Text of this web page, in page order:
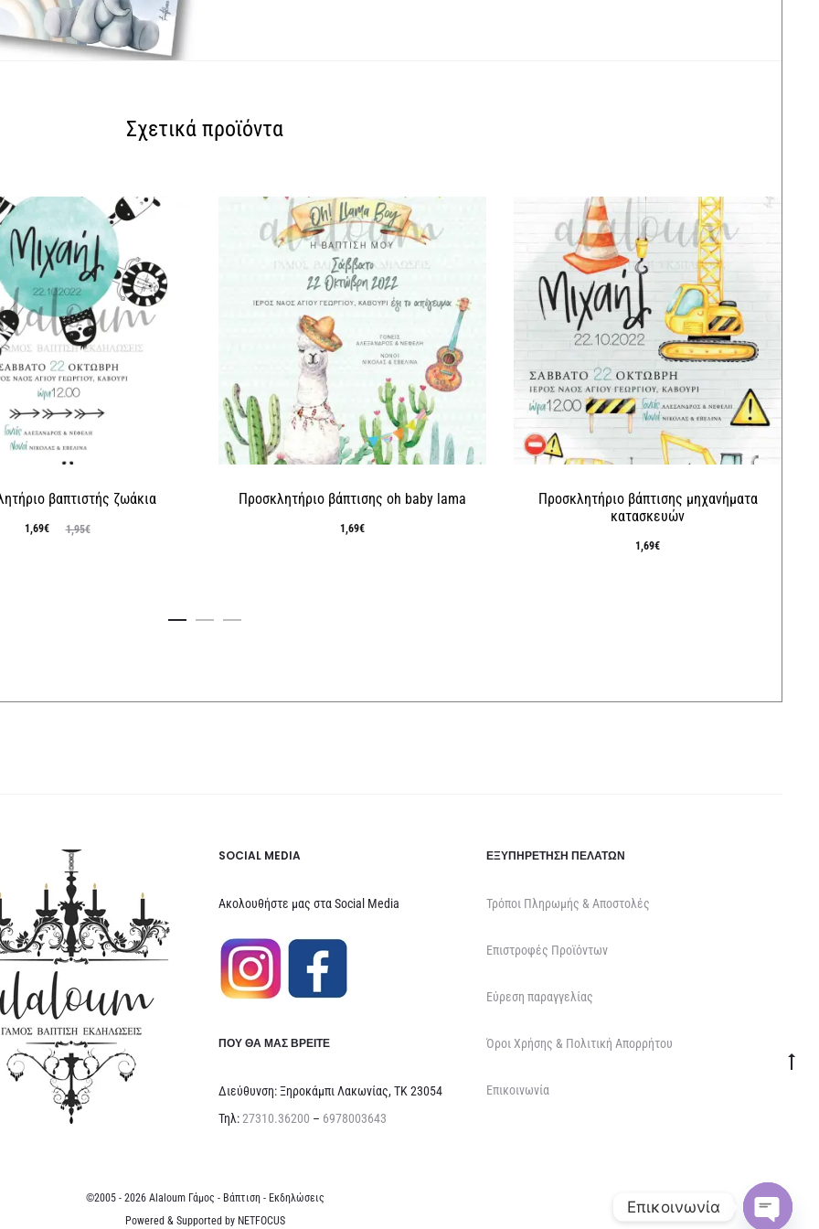
Σχετικά προϊόντα
βαπτιστής ζωάκια
1,95€
Original
1,69€
Προσκλητήριο βάπτισης oh baby lama
1,69€
Προσκλητήριο βάπτισης μηχανήματα
κατασκευών
1,69€
SOCIAL MEDIA
Ακολουθήστε μας στα Social Media
ΠΟΥ ΘΑ ΜΑΣ ΒΡΕΊΤΕ
Διεύθυνση: Ξηροκάμπι Λακωνίας, ΤΚ 23054
Τηλ:27310.36200 – 6978003643
ΕΞΥΠΗΡΈΤΗΣΗ ΠΕΛΑΤΏΝ
Τρόποι Πληρωμής & Αποστολές
Επιστροφές Προϊόντων
Εύρεση παραγγελίας
Όροι Χρήσης & Πολιτική Απορρήτου
Επικοινωνία
©2005 - 2026 Alaloum Γάμος - Βάπτιση - Εκδηλώσεις
Powered & Supported by NETFOCUS
Επικοινωνία